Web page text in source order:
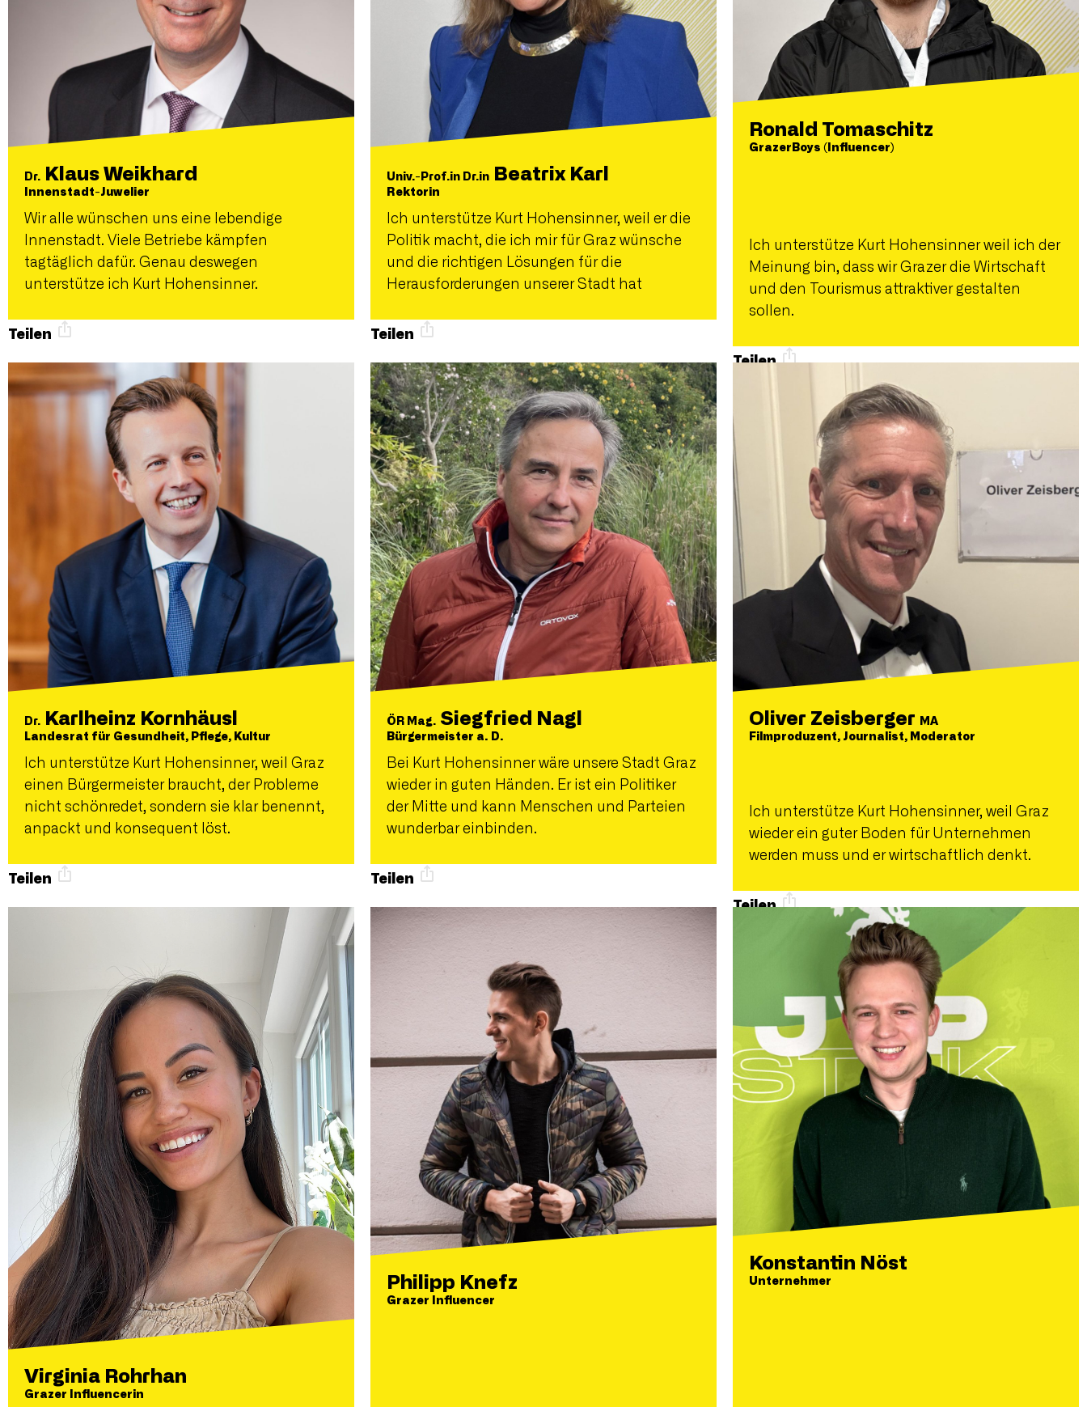
Dr. Klaus Weikhard
Innenstadt-Juwelier
Wir alle wünschen uns eine lebendige
Innenstadt. Viele Betriebe kämpfen
tagtäglich dafür. Genau deswegen
unterstütze ich Kurt Hohensinner.
Teilen
Univ.-Prof.in Dr.in Beatrix Karl
Rektorin
Ich unterstütze Kurt Hohensinner, weil er die
Politik macht, die ich mir für Graz wünsche
und die richtigen Lösungen für die
Herausforderungen unserer Stadt hat
Teilen
Ronald Tomaschitz
GrazerBoys (Influencer)
Ich unterstütze Kurt Hohensinner weil ich der
Meinung bin, dass wir Grazer die Wirtschaft
und den Tourismus attraktiver gestalten
sollen.
Teilen
Dr. Karlheinz Kornhäusl
Landesrat für Gesundheit, Pflege, Kultur
Ich unterstütze Kurt Hohensinner, weil Graz
einen Bürgermeister braucht, der Probleme
nicht schönredet, sondern sie klar benennt,
anpackt und konsequent löst.
Teilen
ÖR Mag. Siegfried Nagl
Bürgermeister a. D.
Bei Kurt Hohensinner wäre unsere Stadt Graz
wieder in guten Händen. Er ist ein Politiker
der Mitte und kann Menschen und Parteien
wunderbar einbinden.
Teilen
Oliver Zeisberger
MA
Filmproduzent, Journalist, Moderator
Ich unterstütze Kurt Hohensinner, weil Graz
wieder ein guter Boden für Unternehmen
werden muss und er wirtschaftlich denkt.
Teilen
Virginia Rohrhan
Grazer Influencerin
Philipp Knefz
Grazer Influencer
Konstantin Nöst
Unternehmer